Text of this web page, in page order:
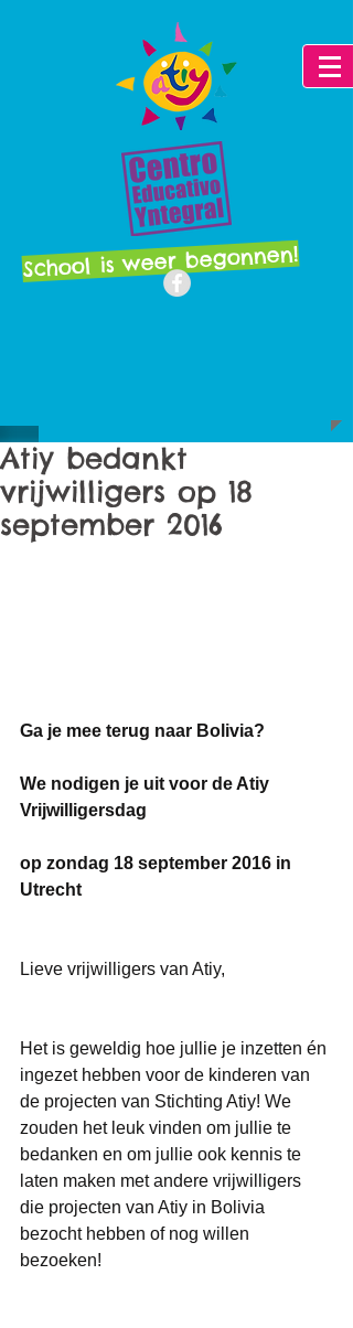
School is weer begonnen!
Atiy bedankt
vrijwilligers op 18
september 2016
Ga je mee terug naar Bolivia?
We nodigen je uit voor de Atiy
Vrijwilligersdag
op zondag 18 september 2016 in
Utrecht
Lieve vrijwilligers van Atiy,
Het is geweldig hoe jullie je inzetten én
ingezet hebben voor de kinderen van
de projecten van Stichting Atiy! We
zouden het leuk vinden om jullie te
bedanken en om jullie ook kennis te
laten maken met andere vrijwilligers
die projecten van Atiy in Bolivia
bezocht hebben of nog willen
bezoeken!